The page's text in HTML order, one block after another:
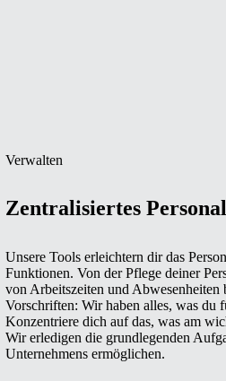
Verwalten
Zentralisiertes
Unsere Tools erleichtern dir das
Funktionen. Von der Pflege deiner
von Arbeitszeiten und
Vorschriften: Wir haben alles, was du
Konzentriere dich auf das, was am
Wir erledigen die grundlegenden
Unternehmens ermöglichen.